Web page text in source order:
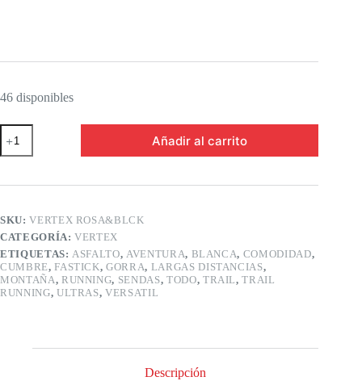
46 disponibles
Gorra
VERTEX
Negro/Rosa
Añadir al carrito
SKU:VERTEX ROSA&BLCK
CATEGORÍA:VERTEX
ETIQUETAS:ASFALTO,AVENTURA, BLANCA, COMODIDAD,
CUMBRE,FASTICK,GORRA, LARGAS DISTANCIAS,
MONTAÑA, RUNNING, SENDAS, TODO, TRAIL,TRAIL
RUNNING, ULTRAS,VERSATIL
Descripción